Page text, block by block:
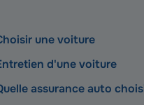
une voiture
d'une voiture
assurance auto